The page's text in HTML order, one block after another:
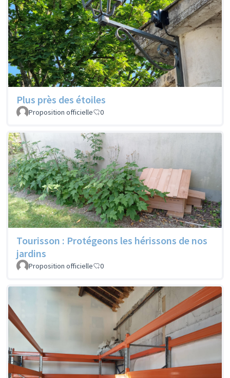
Plus près des étoiles
Proposition officielle 0
Tourisson : Protégeons les hérissons de nos
jardins
Proposition officielle 0